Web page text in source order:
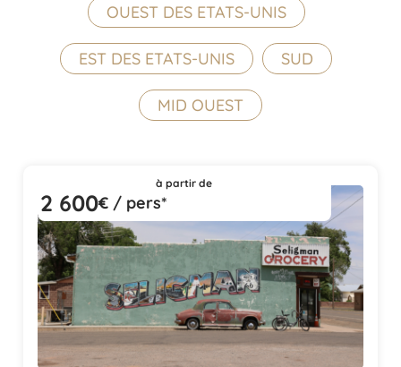
OUEST DES ETATS-UNIS
EST DES ETATS-UNIS SUD
MID OUEST
à partir de
2 600€ / pers*